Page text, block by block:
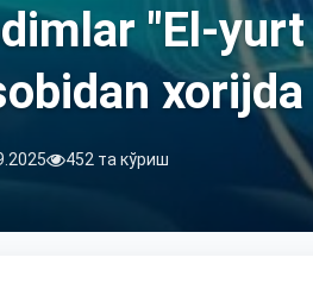
"El-
452 та кўриш